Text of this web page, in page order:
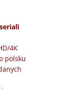
4K
polsku